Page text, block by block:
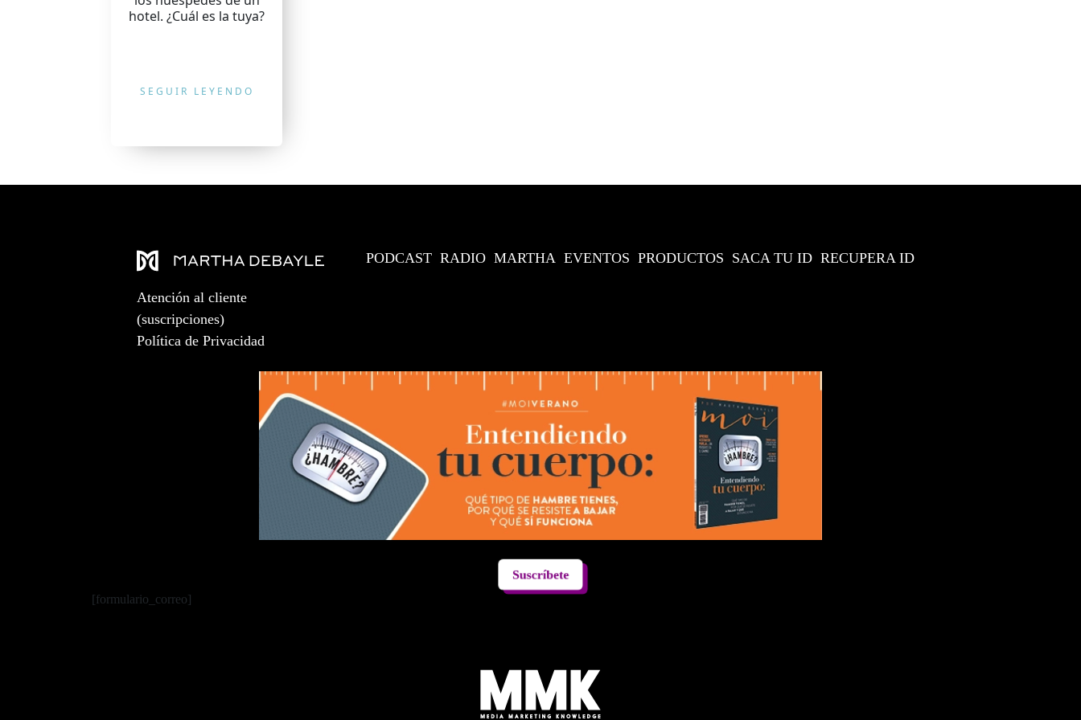
hotel. ¿Cuál es la tuya?
SEGUIR LEYENDO
Atención al cliente
(suscripciones)
Política de Privacidad
PODCAST RADIO MARTHA EVENTOS PRODUCTOS SACA TU ID RECUPERA ID
Suscríbete
[formulario_correo]